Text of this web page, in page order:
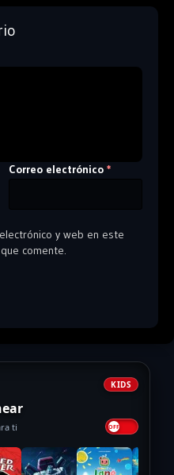
Correo electrónico *
y web en este
comente.
KIDS
ti